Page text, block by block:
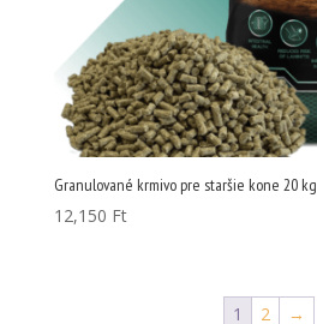
Granulované krmivo pre staršie kone 20 kg
12,150 Ft
1 2 →